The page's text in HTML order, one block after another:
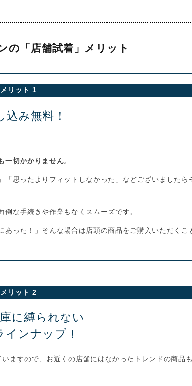
の 「店舗試着」メリット
メリット 1
込み無料！
一切かかりません。
思ったよりフィットしなかった」などございましたら
な手続きや作業もなくスムーズです。
った！」そんな場合は店頭の商品をご購入いただくこ
メリット 2
に縛られない
インナップ！
いますので、お近くの店舗にはなかったトレンドの商品